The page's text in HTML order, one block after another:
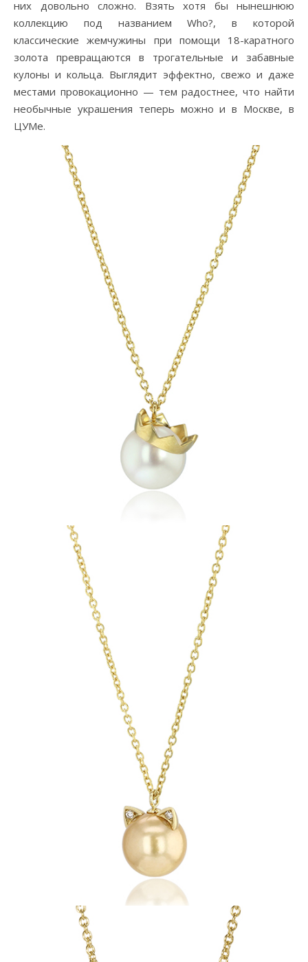
них довольно сложно. Взять хотя бы нынешнюю
коллекцию под названием Who?, в которой
классические жемчужины при помощи 18-каратного
золота превращаются в трогательные и забавные
кулоны и кольца. Выглядит эффектно, свежо и даже
местами провокационно — тем радостнее, что найти
необычные украшения теперь можно и в Москве, в
ЦУМе.